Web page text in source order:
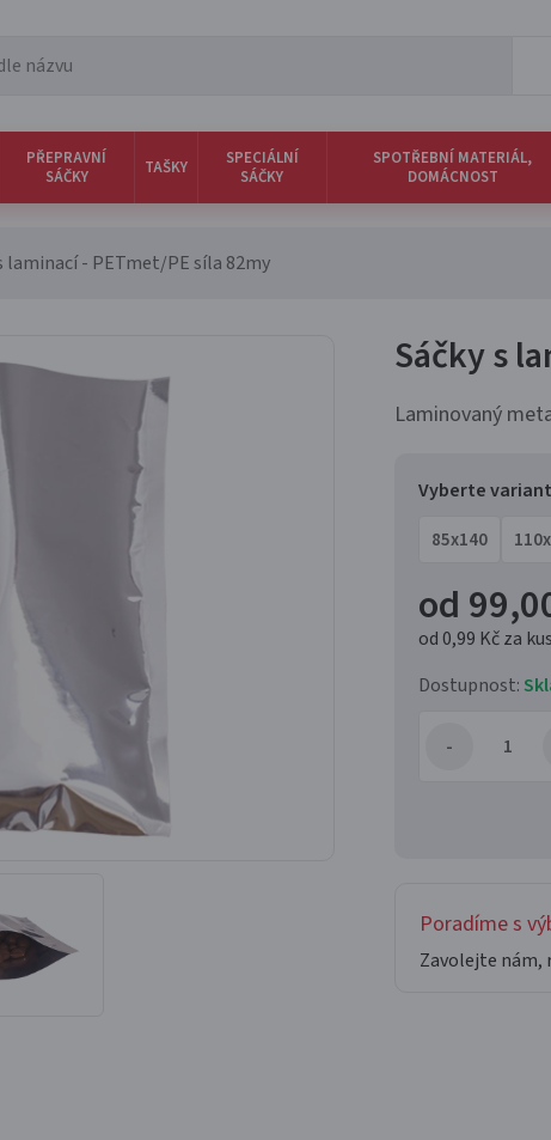
PŘEPRAVNÍ
SÁČKY
TAŠKY
SPECIÁLNÍ
SÁČKY
SPOTŘEBNÍ MATERIÁL,
DOMÁCNOST
laminací - PETmet/PE síla 82my
Sáčky s
Laminovaný
Vyberte
85x140
od
od 0,99 Kčza kus
Dostupnost:
Poradíme s
Zavolejte nám,